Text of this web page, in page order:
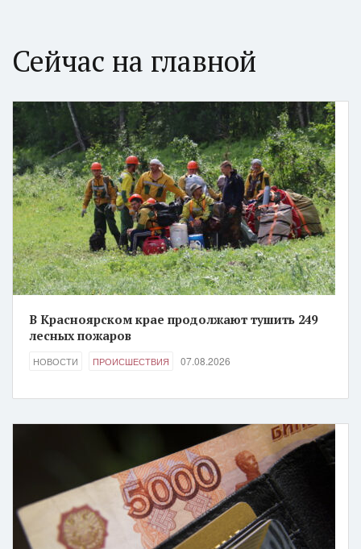
Сейчас на главной
В Красноярском крае продолжают тушить 249
лесных пожаров
НОВОСТИ ПРОИСШЕСТВИЯ 07.08.2026